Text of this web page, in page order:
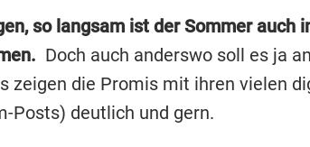
so langsam ist der Sommer auch
Doch auch anderswo soll es ja
zeigen die Promis mit ihren vielen
Posts) deutlich und gern.